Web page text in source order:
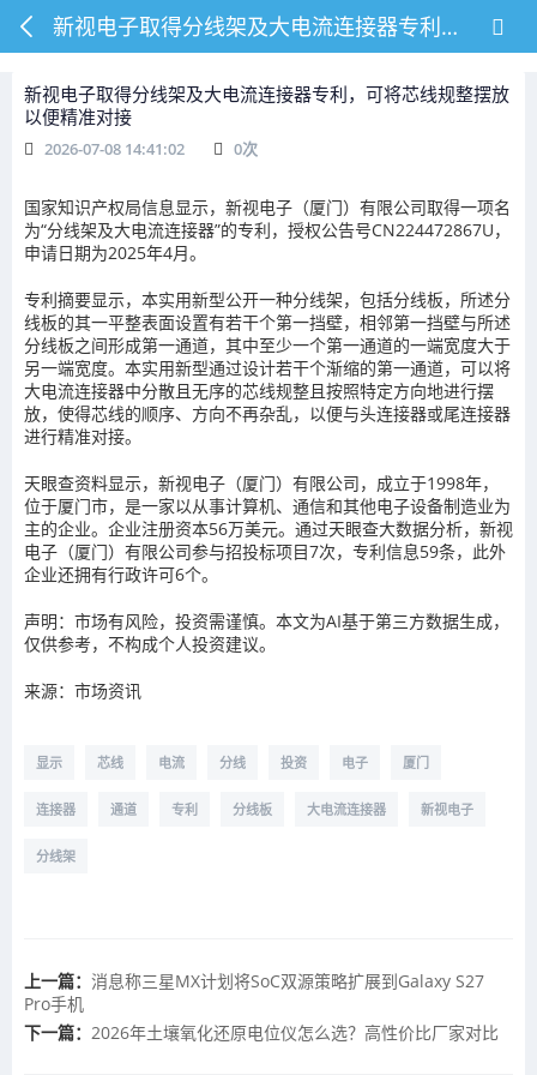
新视电子取得分线架及大电流连接器专利，可将芯线规整摆放以便精准对接
新视电子取得分线架及大电流连接器专利，可将芯线规整摆放
以便精准对接
2026-07-08 14:41:02 0次
国家知识产权局信息显示，新视电子（厦门）有限公司取得一项名
为“分线架及大电流连接器”的专利，授权公告号CN224472867U，
申请日期为2025年4月。
专利摘要显示，本实用新型公开一种分线架，包括分线板，所述分
线板的其一平整表面设置有若干个第一挡壁，相邻第一挡壁与所述
分线板之间形成第一通道，其中至少一个第一通道的一端宽度大于
另一端宽度。本实用新型通过设计若干个渐缩的第一通道，可以将
大电流连接器中分散且无序的芯线规整且按照特定方向地进行摆
放，使得芯线的顺序、方向不再杂乱，以便与头连接器或尾连接器
进行精准对接。
天眼查资料显示，新视电子（厦门）有限公司，成立于1998年，
位于厦门市，是一家以从事计算机、通信和其他电子设备制造业为
主的企业。企业注册资本56万美元。通过天眼查大数据分析，新视
电子（厦门）有限公司参与招投标项目7次，专利信息59条，此外
企业还拥有行政许可6个。
声明：市场有风险，投资需谨慎。本文为AI基于第三方数据生成，
仅供参考，不构成个人投资建议。
来源：市场资讯
显示 芯线 电流 分线 投资 电子 厦门
连接器 通道 专利 分线板 大电流连接器 新视电子
分线架
上一篇： 消息称三星MX计划将SoC双源策略扩展到Galaxy S27
Pro手机
下一篇： 2026年土壤氧化还原电位仪怎么选？高性价比厂家对比